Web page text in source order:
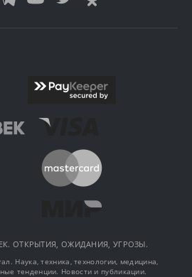
ОТКРЫТИЯ, ОЖИДАНИЯ, УГРОЗЫ.
Наука, техника, технологии, медицина,
тенденции. Новости и публикации.